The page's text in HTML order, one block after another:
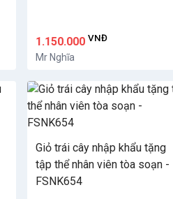
1.150.000 VNĐ
Mr Nghĩa
Giỏ trái cây nhập khẩu tặng
tập thể nhân viên tòa soạn -
FSNK654